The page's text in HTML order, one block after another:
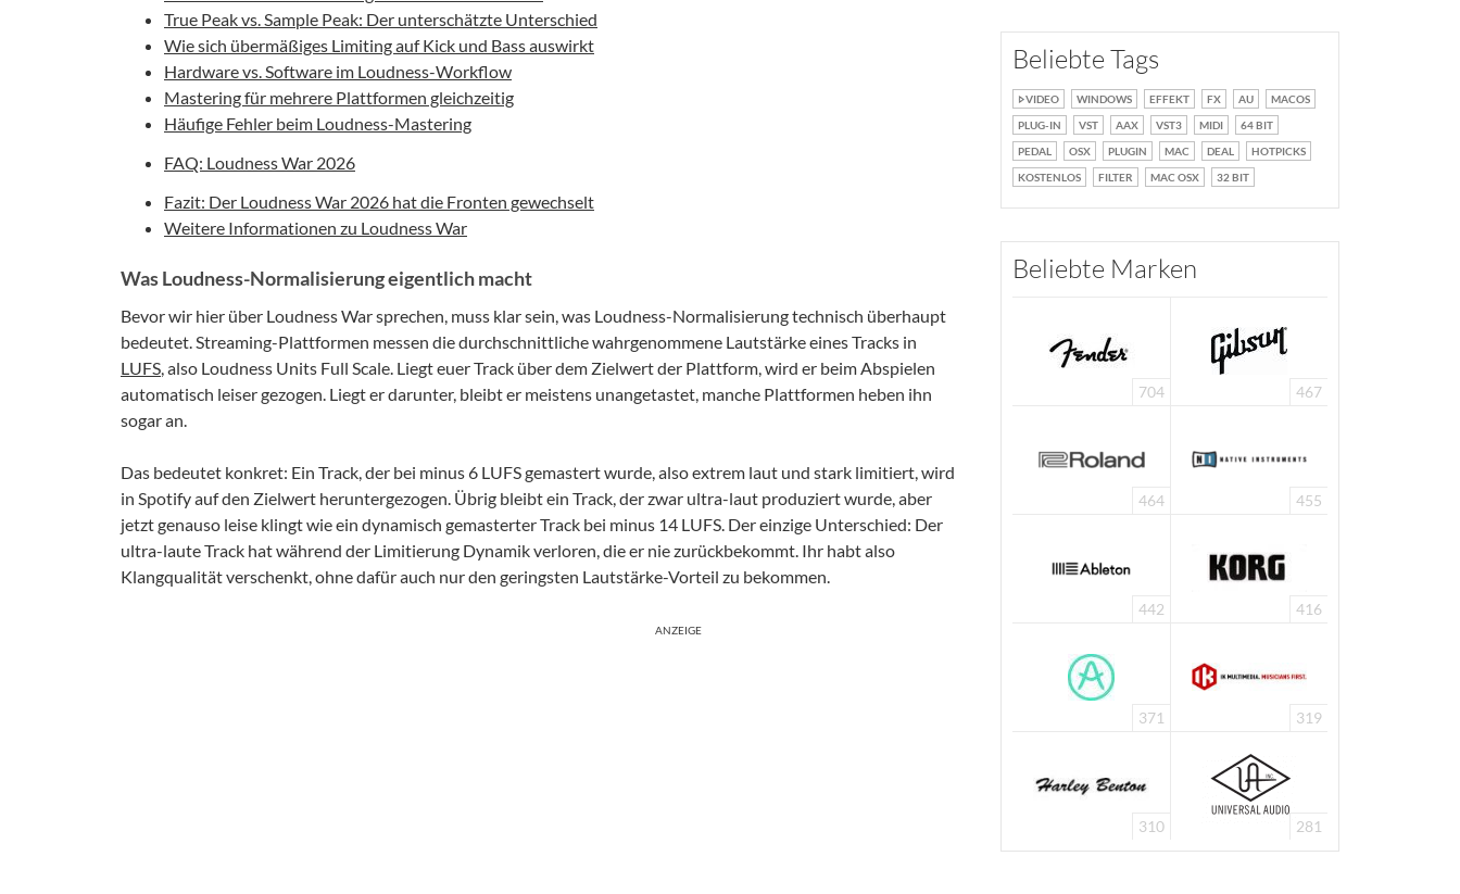
True Peak vs. Sample Peak: Der unterschätzte Unterschied
Wie sich übermäßiges Limiting auf Kick und Bass auswirkt
Hardware vs. Software im Loudness-Workflow
Mastering für mehrere Plattformen gleichzeitig
Häufige Fehler beim Loudness-Mastering
FAQ: Loudness War 2026
Fazit: Der Loudness War 2026 hat die Fronten gewechselt
Weitere Informationen zu Loudness War
Was Loudness-Normalisierung eigentlich macht
Bevor wir hier über Loudness War sprechen, muss klar sein, was Loudness-Normalisierung technisch überhaupt
bedeutet. Streaming-Plattformen messen die durchschnittliche wahrgenommene Lautstärke eines Tracks in
LUFS, also Loudness Units Full Scale. Liegt euer Track über dem Zielwert der Plattform, wird er beim Abspielen
automatisch leiser gezogen. Liegt er darunter, bleibt er meistens unangetastet, manche Plattformen heben ihn
sogar an.
Das bedeutet konkret: Ein Track, der bei minus 6 LUFS gemastert wurde, also extrem laut und stark limitiert, wird
in Spotify auf den Zielwert heruntergezogen. Übrig bleibt ein Track, der zwar ultra-laut produziert wurde, aber
jetzt genauso leise klingt wie ein dynamisch gemasterter Track bei minus 14 LUFS. Der einzige Unterschied: Der
ultra-laute Track hat während der Limitierung Dynamik verloren, die er nie zurückbekommt. Ihr habt also
Klangqualität verschenkt, ohne dafür auch nur den geringsten Lautstärke-Vorteil zu bekommen.
ANZEIGE
Beliebte Tags
VIDEO WINDOWS EFFEKT FX AU
MACOS
PLUG-IN
VST AAX VST3 MIDI
64 BIT
PEDAL
OSX PLUGIN MAC DEAL
HOTPICKS
KOSTENLOS
FILTER MAC OSX 32 BIT
Beliebte Marken
704 467
464 455
442 416
371 319
310 281